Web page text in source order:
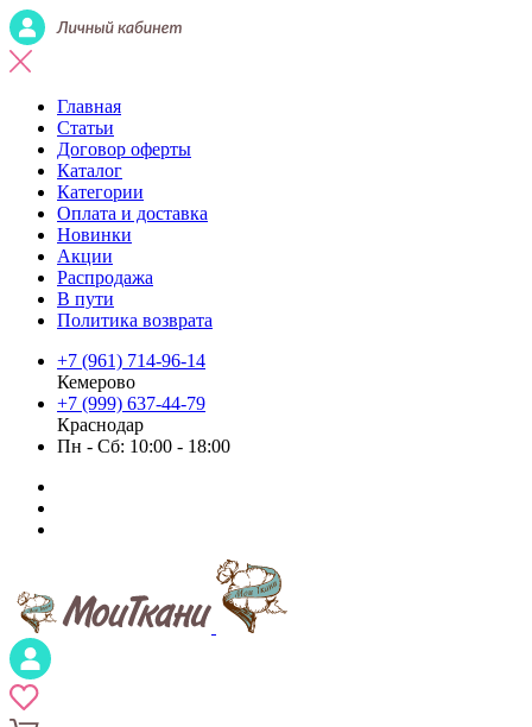
Главная
Статьи
Договор оферты
Каталог
Категории
Оплата и доставка
Новинки
Акции
Распродажа
В пути
Политика возврата
+7 (961) 714-96-14
Кемерово
+7 (999) 637-44-79
Краснодар
Пн - Сб: 10:00 - 18:00